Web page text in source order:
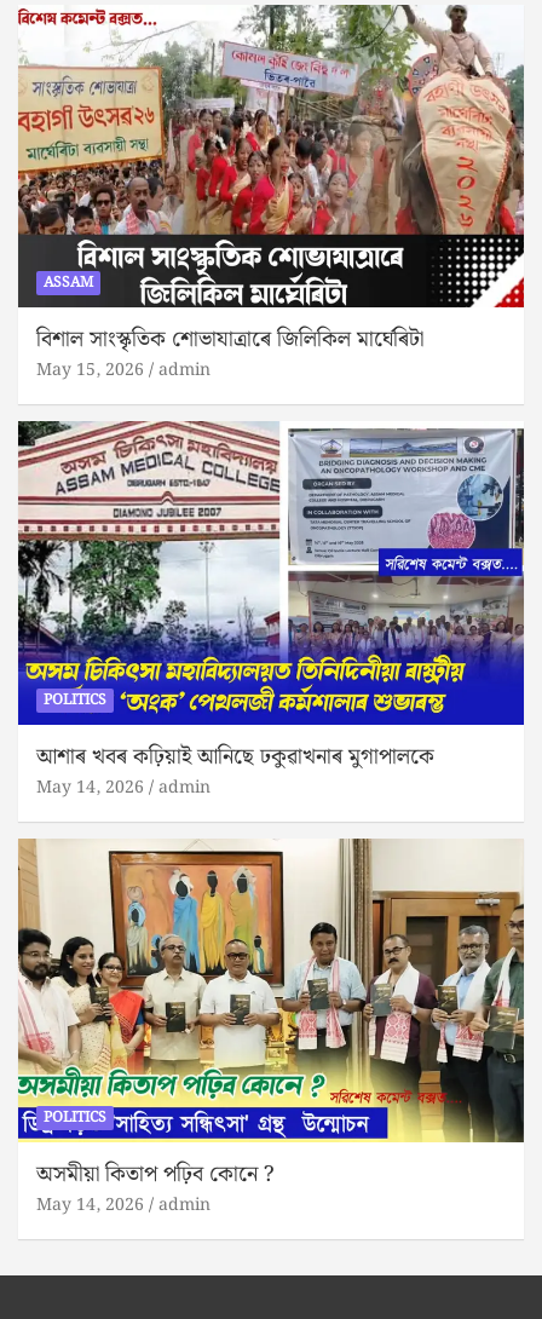
ASSAM
বিশাল সাংস্কৃতিক শোভাযাত্ৰাৰে জিলিকিল মাৰ্ঘেৰিটা
May 15, 2026 admin
POLITICS
আশাৰ খবৰ কঢ়িয়াই আনিছে ঢকুৱাখনাৰ মুগাপালকে
May 14, 2026 admin
POLITICS
অসমীয়া কিতাপ পঢ়িব কোনে ?
May 14, 2026 admin